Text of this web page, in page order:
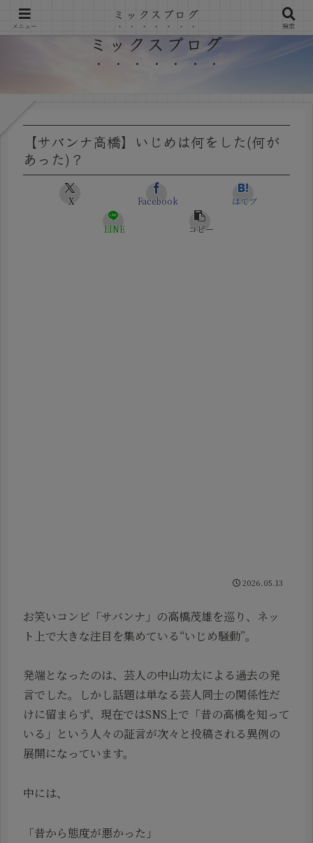
ミックスブログ
【サバンナ高橋】いじめは何をした(何が
あった)？
X Facebook はてブ
LINE コピー
2026.05.13
お笑いコンビ「サバンナ」の高橋茂雄を巡り、ネッ
ト上で大きな注目を集めている“いじめ騒動”。
発端となったのは、芸人の中山功太による過去の発
言でした。しかし話題は単なる芸人同士の関係性だ
けに留まらず、現在ではSNS上で「昔の高橋を知って
いる」という人々の証言が次々と投稿される異例の
展開になっています。
中には、
「昔から態度が悪かった」
メニュー
ミックスブログ
検索